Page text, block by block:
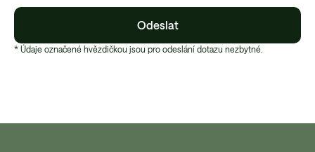
Odeslat
* Údaje označené hvězdičkou jsou pro odeslání dotazu nezbytné.